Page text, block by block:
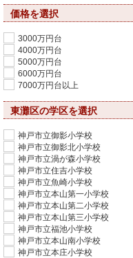
価格を選択
3000万円台
4000万円台
5000万円台
6000万円台
7000万円台以上
東灘区の学区を選択
神戸市立御影小学校
神戸市立御影北小学校
神戸市立渦が森小学校
神戸市立住吉小学校
神戸市立魚崎小学校
神戸市立本山第一小学校
神戸市立本山第二小学校
神戸市立本山第三小学校
神戸市立福池小学校
神戸市立本山南小学校
神戸市立本庄小学校